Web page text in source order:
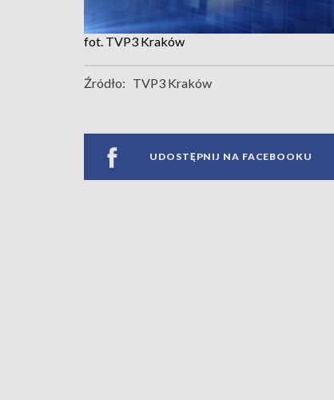
fot. TVP3 Kraków
Źródło: TVP3 Kraków
UDOSTĘPNIJ NA FACEBOOKU